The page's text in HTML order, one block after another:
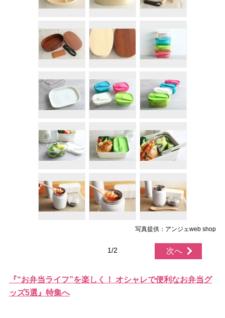
写真提供：アンジェweb shop
次へ
1/2
『“お弁当ライフ”を楽しく！ オシャレで便利なお弁当グ
ッズ5選』特集へ